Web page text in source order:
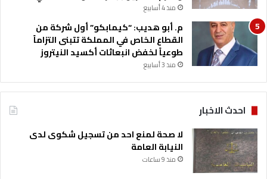
ب
ي
ئ
ا
ل
ت
ج
ا
ر
ي
ة
و
ت
منذ 4 أسابيع
م. أبو هديب: “كيمابكو” أول شركة من
القطاع الخاص في المملكة تتبنى التزاماً
طوعياً لخفض انبعاثات أكسيد النيتروز
منذ 3 أسابيع
احدث الاخبار
لا صحة لمنع احد من تسجيل شكوى لدى
النيابة العامة
منذ 9 ساعات